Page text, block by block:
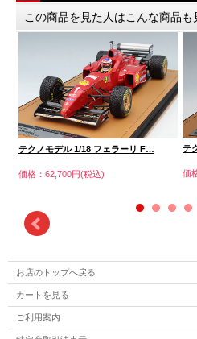
この商品を見た人はこんな商品も
テクノモデル 1/18 フェラーリ F…
価格：62,700円(税込)
テ
価
お店のトップへ戻る
カートを見る
ご利用案内